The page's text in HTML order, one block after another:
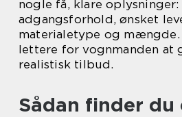
nogle få, klare oplysninger:
adgangsforhold, ønsket
materialetype og
lettere for vognmanden at
realistisk tilbud.
Sådan finder du